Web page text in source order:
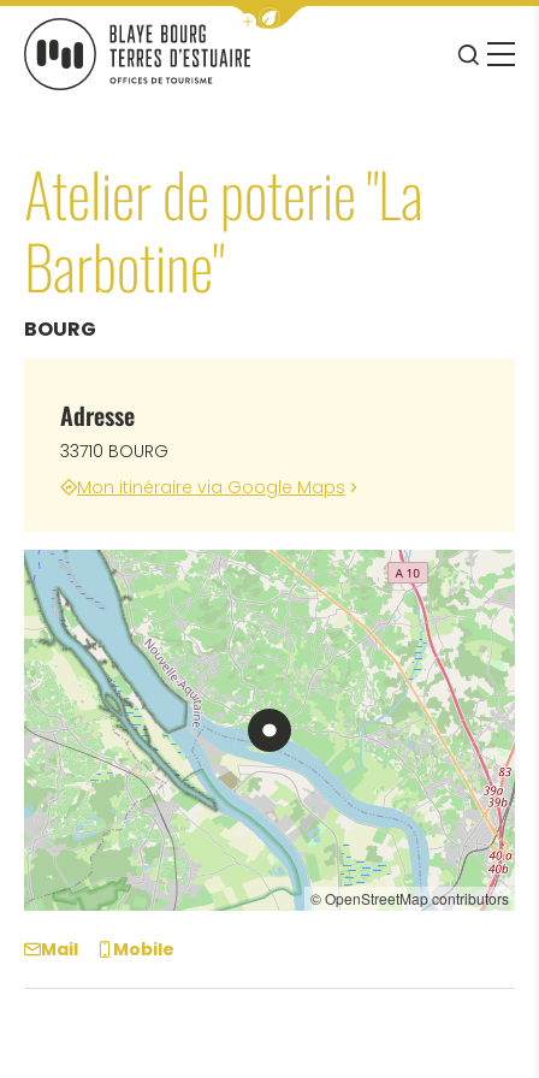
Afficher la barre de navigation
JE
MENU
Atelier de poterie "La
Barbotine"
BOURG
Adresse
33710 BOURG
Mon itinéraire via Google Maps
© OpenStreetMap contributors
Mail Mobile